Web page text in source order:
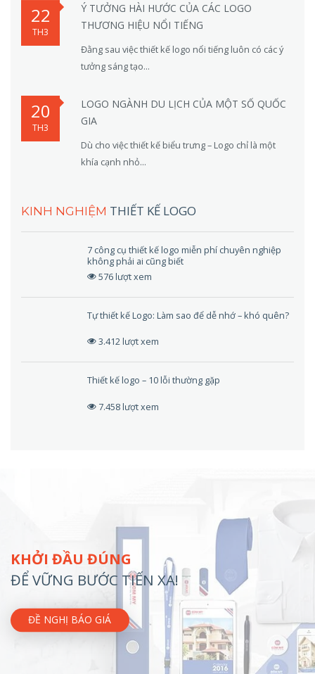
22
TH3
Ý TƯỞNG HÀI HƯỚC CỦA CÁC LOGO
THƯƠNG HIỆU NỔI TIẾNG
Đằng sau việc thiết kế logo nổi tiếng luôn có các ý
tưởng sáng tạo...
20
TH3
LOGO NGÀNH DU LỊCH CỦA MỘT SỐ QUỐC
GIA
Dù cho việc thiết kế biểu trưng – Logo chỉ là một
khía cạnh nhỏ...
KINH NGHIỆM THIẾT KẾ LOGO
7 công cụ thiết kế logo miễn phí chuyên nghiệp
không phải ai cũng biết
576 lượt xem
Tự thiết kế Logo: Làm sao để dễ nhớ – khó quên?
3.412 lượt xem
Thiết kế logo – 10 lỗi thường gặp
7.458 lượt xem
KHỞI ĐẦU ĐÚNG
ĐỂ VỮNG BƯỚC TIẾN XA!
ĐỀ NGHỊ BÁO GIÁ